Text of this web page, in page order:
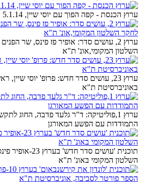
ערוץ הכנסת - קפה הפוך עם יוסי שיין, 5.1.14
ערוץ 2, עושים סדר: אופיר פז פינס, שר
השלטון המקומי,אונ' ת"א
ערוץ 23, עושים סדר חדש: פרופ' יוסי
באוניברסיטת ת"א
ערוץ 1,פוליטיקה: ד"ר גלעד פדבה, החוג
התמודדות עם הפשע המאורגן
תוכנית 'עושים סדר
השלטון המקומי באונ' ת"א